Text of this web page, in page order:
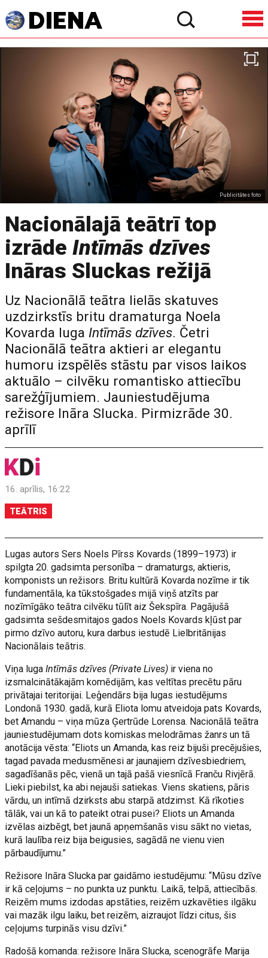
Publicitātes foto
Nacionālajā teātrī top
izrādeIntīmās dzīves
Ināras Sluckas režijā
Uz Nacionālā teātra lielās skatuves
uzdzirkstīs britu dramaturga Noela
Kovarda lugaIntīmās dzīves. Četri
Nacionālā teātra aktieri ar elegantu
humoru izspēlēs stāstu par visos laikos
aktuālo – cilvēku romantisko attiecību
sarežģījumiem. Jauniestudējuma
režisore Ināra Slucka. Pirmizrāde 30.
aprīlī
16. aprīlis, 16:22
TEĀTRIS
Lugas autors Sers Noels Pīrss Kovards (1899–1973) ir
spilgta 20. gadsimta personība – dramaturgs, aktieris,
komponists un režisors. Britu kultūrā Kovarda nozīme ir tik
fundamentāla, ka tūkstošgades mijā viņš atzīts par
nozīmīgāko teātra cilvēku tūlīt aiz Šekspīra. Pagājušā
gadsimta sešdesmitajos gados Noels Kovards kļūst par
pirmo dzīvo autoru, kura darbus iestudē Lielbritānijas
Nacionālais teātris.
Viņa lugaIntīmās dzīves (Private Lives) ir viena no
izsmalcinātākajām komēdijām, kas veltītas precētu pāru
privātajai teritorijai. Leģendārs bija lugas iestudējums
Londonā 1930. gadā, kurā Eliota lomu atveidoja pats Kovards,
bet Amandu – viņa mūza Ģertrūde Lorensa. Nacionālā teātra
jauniestudējumam dots komiskas melodrāmas žanrs un tā
anotācija vēsta: “Eliots un Amanda, kas reiz bijuši precējušies,
tagad pavada medusmēnesi ar jaunajiem dzīvesbiedriem,
sagadīšanās pēc, vienā un tajā pašā viesnīcā Franču Rivjērā.
Lieki piebilst, ka abi nejauši satiekas. Viens skatiens, pāris
vārdu, un intīmā dzirksts abu starpā atdzimst. Kā rīkoties
tālāk, vai un kā to pateikt otrai pusei? Eliots un Amanda
izvēlas aizbēgt, bet jaunā apņemšanās visu sākt no vietas,
kurā laulība reiz bija beigusies, sagādā ne vienu vien
pārbaudījumu.”
Režisore Ināra Slucka par gaidāmo iestudējumu: “Mūsu dzīve
ir kā ceļojums – no punkta uz punktu. Laikā, telpā, attiecībās.
Reizēm mums izdodas apstāties, reizēm uzkavēties ilgāku
vai mazāk ilgu laiku, bet reizēm, aizraujot līdzi citus, šis
ceļojums turpinās visu dzīvi.”
Radošā komanda: režisore Ināra Slucka, scenogrāfe Marija